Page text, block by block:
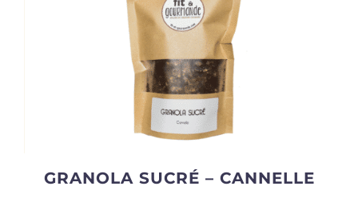
GRANOLA SUCRÉ – CANNELLE